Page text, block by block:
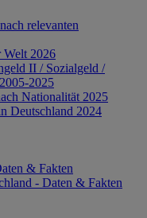
relevanten
Welt 2026
II / Sozialgeld /
2025
Nationalität 2025
Deutschland 2024
& Fakten
- Daten & Fakten